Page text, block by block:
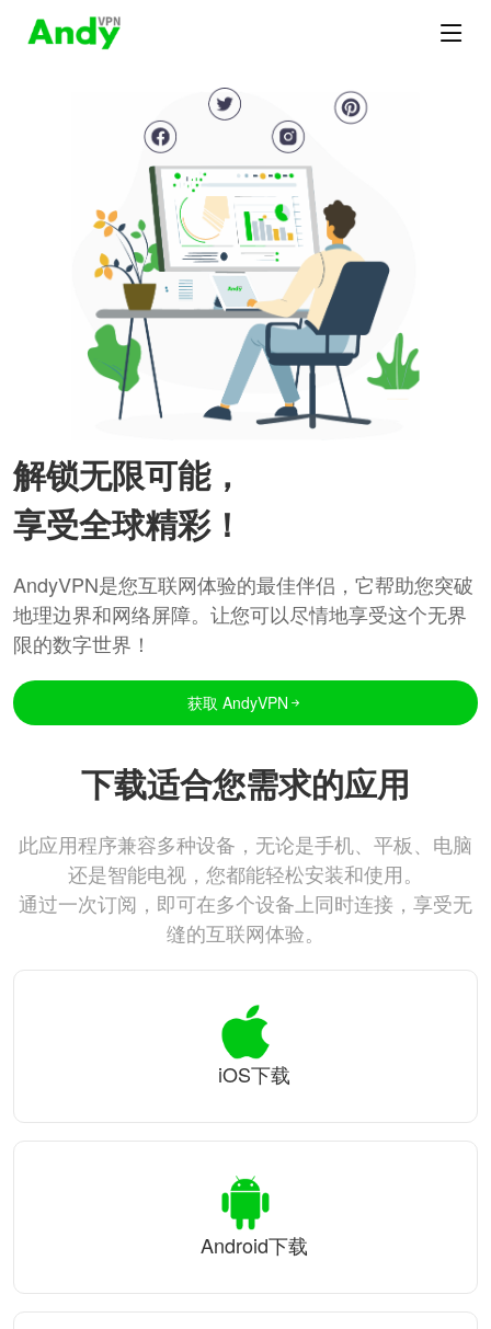
解锁无限可能，
享受全球精彩！
AndyVPN是您互联网体验的最佳伴侣，它帮助您突破
地理边界和网络屏障。让您可以尽情地享受这个无界
限的数字世界！
获取 AndyVPN
下载适合您需求的应用
此应用程序兼容多种设备，无论是手机、平板、电脑
还是智能电视，您都能轻松安装和使用。
通过一次订阅，即可在多个设备上同时连接，享受无
缝的互联网体验。
iOS下载
Android下载